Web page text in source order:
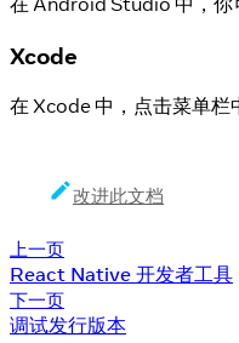
Xcode
在 Xcode 中，点击菜单
改进此文档
上一页
React Native 开发者工具
下一页
调试发行版本